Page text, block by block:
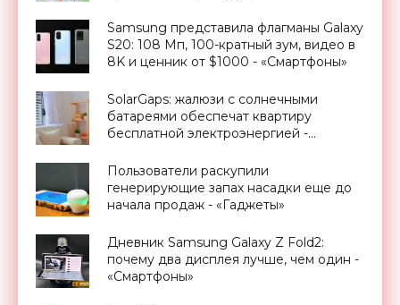
Samsung представила флагманы Galaxy
S20: 108 Мп, 100-кратный зум, видео в
8K и ценник от $1000 - «Смартфоны»
SolarGaps: жалюзи с солнечными
батареями обеспечат квартиру
бесплатной электроэнергией -
Пользователи раскупили
генерирующие запах насадки еще до
начала продаж - «Гаджеты»
Дневник Samsung Galaxy Z Fold2:
почему два дисплея лучше, чем один -
«Смартфоны»